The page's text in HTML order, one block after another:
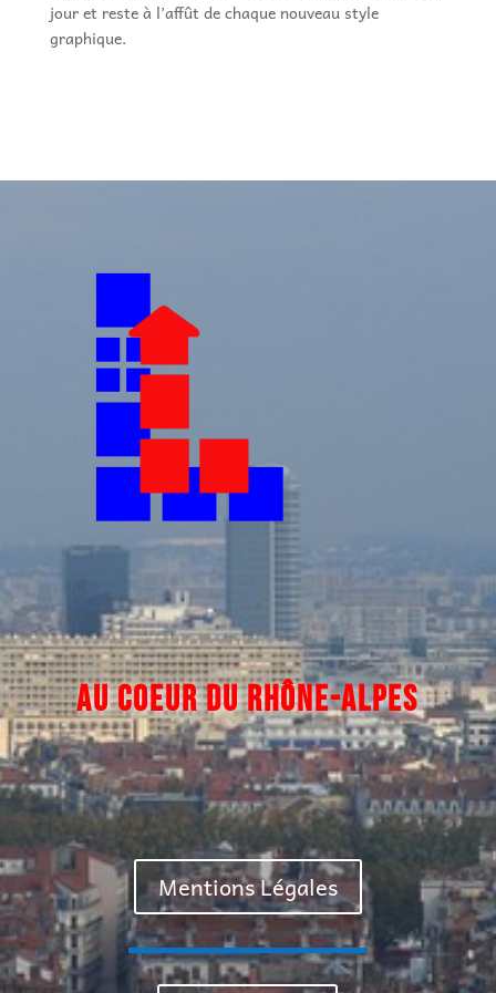
jour et reste à l’affût de chaque nouveau style
graphique.
AU COEUR DURHÔNE-ALPES
Mentions Légales